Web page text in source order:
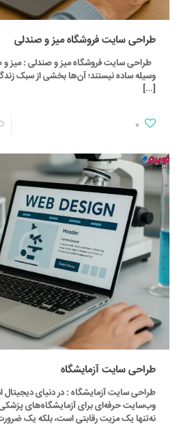
طراحی سایت فروشگاه میز و صندلی
طراحی سایت فروشگاه میز و صندلی : میز
وسیله ساده نیستند؛ آن‌ها بخشی از سبک
[…]
0
طراحی سایت آزمایشگاه
طراحی سایت آزمایشگاه : در دنیای دیجیتال
وب‌سایت حرفه‌ای برای آزمایشگاه‌های
نه‌تنها یک مزیت رقابتی است، بلکه یک